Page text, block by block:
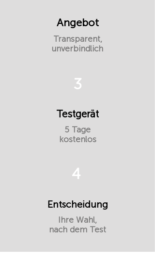
Angebot
Transparent,
unverbindlich
3
Testgerät
5 Tage
kostenlos
4
Entscheidung
Ihre Wahl,
nach dem Test